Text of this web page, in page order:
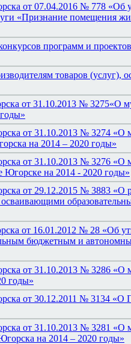
от 07.04.2016 № 778 «Об
«Признание помещения
программ и
товаров (услуг),
от 31.10.2013 № 3275«О
от 31.10.2013 № 3274 «О
на 2014 – 2020 годы»
от 31.10.2013 № 3276 «О
на 2014 - 2020 годы»
от 29.12.2015 № 3883 «О
осваивающими
от 16.01.2012 № 28 «Об
бюджетным и
от 31.10.2013 № 3286 «О
годы»
от 30.12.2011 № 3134 «О
от 31.10.2013 № 3281 «О
на 2014 – 2020 годы»